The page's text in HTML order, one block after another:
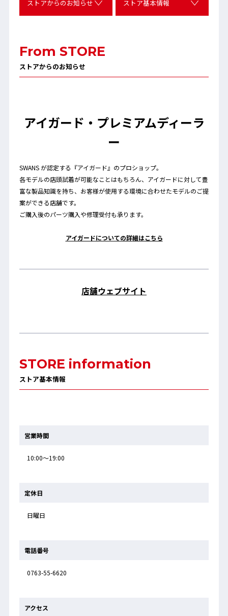
ストアからのお知らせ ストア基本情報
From STORE
ストアからのお知らせ
アイガード・プレミアムディーラ
ー
SWANS が認定する『アイガード』のプロショップ。
各モデルの店頭試着が可能なことはもちろん、アイガードに対して豊
富な製品知識を持ち、お客様が使用する環境に合わせたモデルのご提
案ができる店舗です。
ご購入後のパーツ購入や修理受付も承ります。
アイガードについての詳細はこちら
店舗ウェブサイト
STORE information
ストア基本情報
営業時間
10:00～19:00
定休日
日曜日
電話番号
0763-55-6620
アクセス